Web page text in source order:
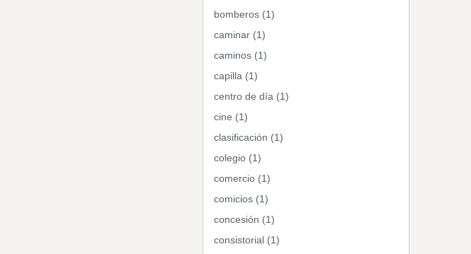
bomberos (1)
caminar (1)
caminos (1)
capilla (1)
centro de día (1)
cine (1)
clasificación (1)
colegio (1)
comercio (1)
comicios (1)
concesión (1)
consistorial (1)